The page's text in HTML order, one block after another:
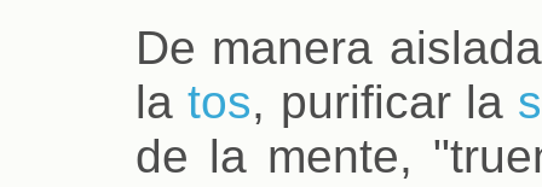
De manera
latos, purificar la
de la mente,